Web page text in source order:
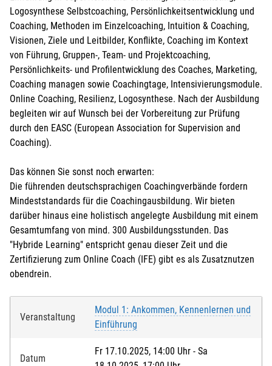
Logosynthese Selbstcoaching, Persönlichkeitsentwicklung und
Coaching, Methoden im Einzelcoaching, Intuition & Coaching,
Visionen, Ziele und Leitbilder, Konflikte, Coaching im Kontext
von Führung, Gruppen-, Team- und Projektcoaching,
Persönlichkeits- und Profilentwicklung des Coaches, Marketing,
Coaching managen sowie Coachingtage, Intensivierungsmodule.
Online Coaching, Resilienz, Logosynthese. Nach der Ausbildung
begleiten wir auf Wunsch bei der Vorbereitung zur Prüfung
durch den EASC (European Association for Supervision and
Coaching).
Das können Sie sonst noch erwarten:
Die führenden deutschsprachigen Coachingverbände fordern
Mindeststandards für die Coachingausbildung. Wir bieten
darüber hinaus eine holistisch angelegte Ausbildung mit einem
Gesamtumfang von mind. 300 Ausbildungsstunden. Das
"Hybride Learning" entspricht genau dieser Zeit und die
Zertifizierung zum Online Coach (IFE) gibt es als Zusatznutzen
obendrein.
Veranstaltung
Modul 1: Ankommen, Kennenlernen und
Einführung
Datum
Fr 17.10.2025, 14:00 Uhr - Sa